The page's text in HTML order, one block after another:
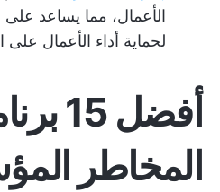
الأعمال، مما يساعد
لحماية أداء الأعمال
أفضل
المخاطر